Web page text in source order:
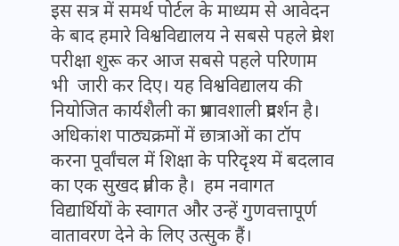
इस सत्र में समर्थ पोर्टल के माध्यम से आवेदन
के बाद हमारे विश्वविद्यालय ने सबसे पहले प्रवेश
परीक्षा शुरू कर आज सबसे पहले परिणाम
भी जारी कर दिए। यह विश्वविद्यालय की
नियोजित कार्यशैली का प्रभावशाली प्रदर्शन है।
अधिकांश पाठ्यक्रमों में छात्राओं का टॉप
करना पूर्वांचल में शिक्षा के परिदृश्य में बदलाव
का एक सुखद प्रतीक है। हम नवागत
विद्यार्थियों के स्वागत और उन्हें गुणवत्तापूर्ण
वातावरण देने के लिए उत्सुक हैं।